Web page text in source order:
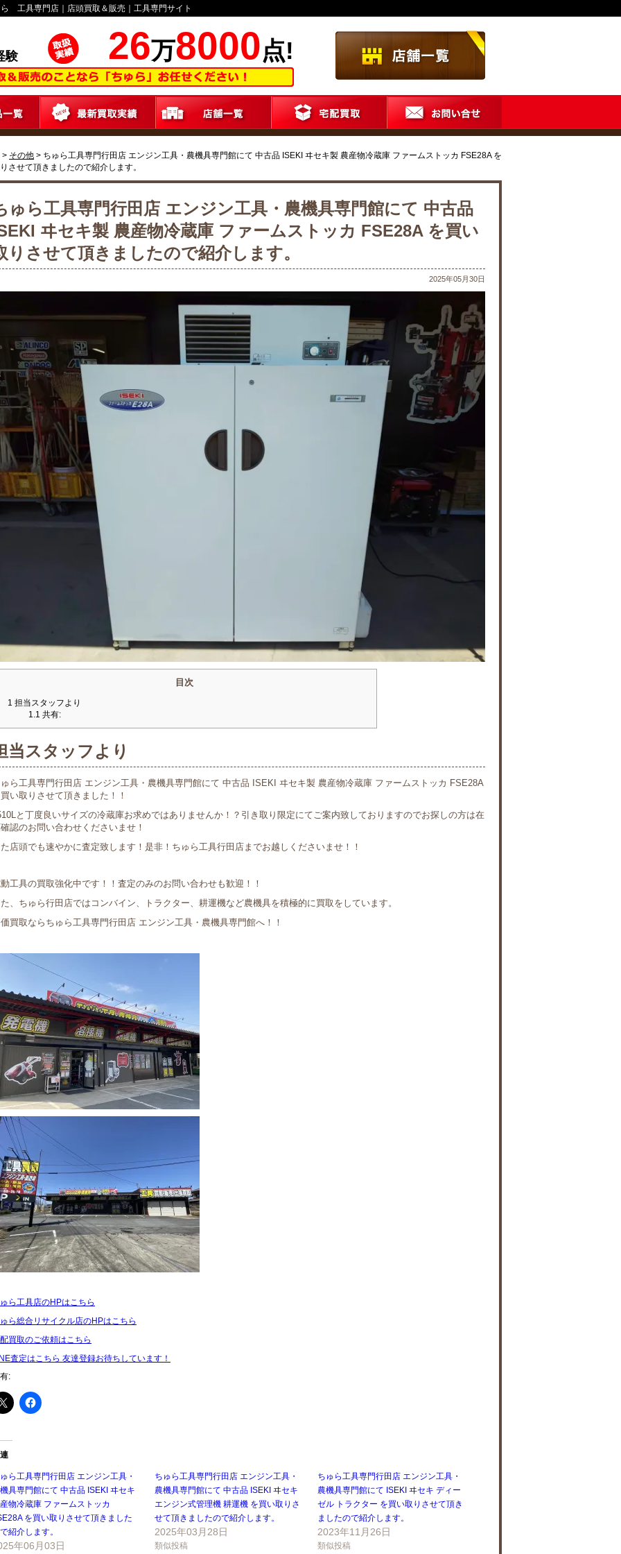
工具専門店｜店頭買取＆販売｜工具専門サイト
験 26万8000点!
> その他 > ちゅら工具専門行田店 エンジン工具・農機具専門館にて 中古品 ISEKI ヰセキ製 農産物冷蔵庫 ファームストッカ FSE28A を
させて頂きましたので紹介します。
ゅら工具専門行田店 エンジン工具・農機具専門館にて 中古品
ヰセキ製 農産物冷蔵庫 ファームストッカ FSE28A を買い
りさせて頂きましたので紹介します。
2025年05月30日
目次
1 担当スタッフより
1.1 共有:
当スタッフより
ら工具専門行田店 エンジン工具・農機具専門館にて 中古品 ISEKI ヰセキ製 農産物冷蔵庫 ファームストッカ FSE28A
い取りさせて頂きました！！
と丁度良いサイズの冷蔵庫お求めではありませんか！？引き取り限定にてご案内致しておりますのでお探しの方は在
認のお問い合わせくださいませ！
店頭でも速やかに査定致します！是非！ちゅら工具行田店までお越しくださいませ！！
工具の買取強化中です！！査定のみのお問い合わせも歓迎！！
、ちゅら行田店ではコンバイン、トラクター、耕運機など農機具を積極的に買取をしています。
買取ならちゅら工具専門行田店 エンジン工具・農機具専門館へ！！
ら工具店のHPはこちら
ら総合リサイクル店のHPはこちら
買取のご依頼はこちら
査定はこちら 友達登録お待ちしています！
:
ら工具専門行田店 エンジン工具・
具専門館にて 中古品 ISEKI ヰセキ
物冷蔵庫 ファームストッカ
を買い取りさせて頂きました
紹介します。
年06月03日
ちゅら工具専門行田店 エンジン工具・
農機具専門館にて 中古品 ISEKI ヰセキ
エンジン式管理機 耕運機 を買い取りさ
せて頂きましたので紹介します。
2025年03月28日
類似投稿
ちゅら工具専門行田店 エンジン工具・
農機具専門館にて ISEKI ヰセキ ディー
ゼル トラクター を買い取りさせて頂き
ましたので紹介します。
2023年11月26日
類似投稿